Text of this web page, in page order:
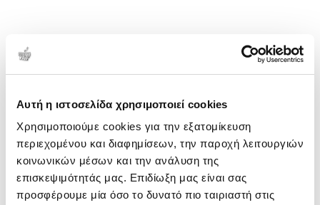
Αυτή η ιστοσελίδα χρησιμοποιεί cookies
Χρησιμοποιούμε cookies για την εξατομίκευση
περιεχομένου και διαφημίσεων, την παροχή λειτουργιών
κοινωνικών μέσων και την ανάλυση της
επισκεψιμότητάς μας. Επιδίωξη μας είναι σας
προσφέρουμε μία όσο το δυνατό πιο ταιριαστή στις